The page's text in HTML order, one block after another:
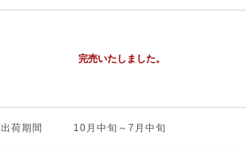
完売いたしました。
出荷期間 10月中旬～7月中旬